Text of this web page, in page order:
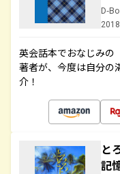
D-
英会話本でおなじみの
著者が、今度は自分の
介！
と
記